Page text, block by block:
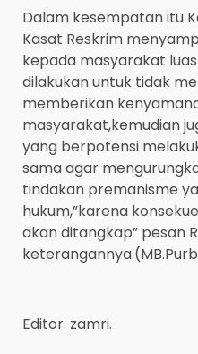
Dalam kesempatan itu
Kasat Reskrim
kepada masyarakat
dilakukan untuk tidak
memberikan
masyarakat,kemudian
yang berpotensi
sama agar
tindakan premanisme
hukum,”karena
akan ditangkap” pesan
Editor. zamri.